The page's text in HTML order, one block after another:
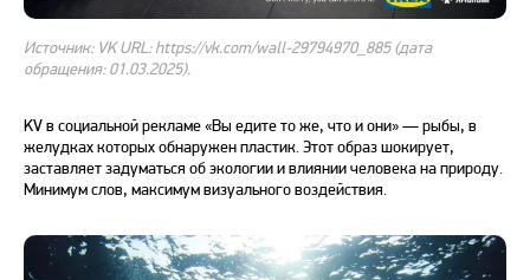
Источник: VK URL: https://vk.com/wall-29794970_885 (дата
обращения: 01.03.2025).
KVв социальной рекламе «Вы едите то же, что и они» — рыбы, в
желудках которых обнаружен пластик. Этот образ шокирует,
заставляет задуматься об экологии и влиянии человека на природу.
Минимум слов, максимум визуального воздействия.